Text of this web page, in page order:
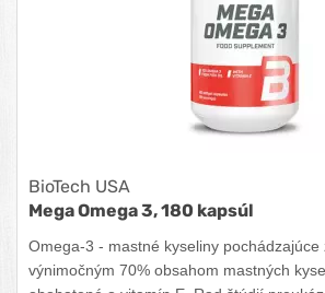
BioTech USA
Mega Omega 3, 180 kapsúl
Omega-3 - mastné kyseliny pochádzajúce
výnimočným 70% obsahom mastných